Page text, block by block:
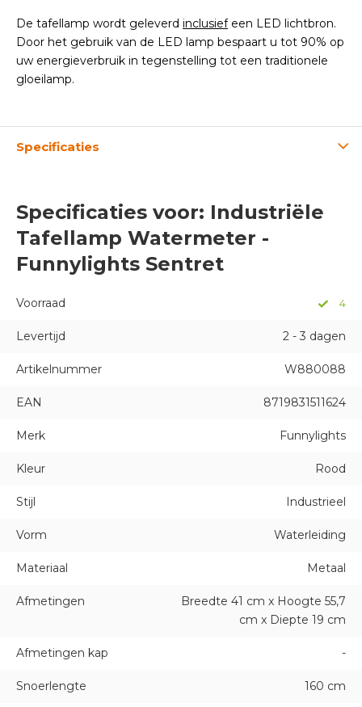
De tafellamp wordt geleverd inclusief een LED lichtbron.
Door het gebruik van de LED lamp bespaart u tot 90% op
uw energieverbruik in tegenstelling tot een traditionele
gloeilamp.
Specificaties
Specificaties voor: Industriële
Tafellamp Watermeter -
Funnylights Sentret
Voorraad 4
Levertijd 2 - 3 dagen
Artikelnummer W880088
EAN 8719831511624
Merk Funnylights
Kleur Rood
Stijl Industrieel
Vorm Waterleiding
Materiaal Metaal
Afmetingen
Breedte 41 cm x Hoogte 55,7
cm x Diepte 19 cm
Afmetingen kap -
Snoerlengte 160 cm